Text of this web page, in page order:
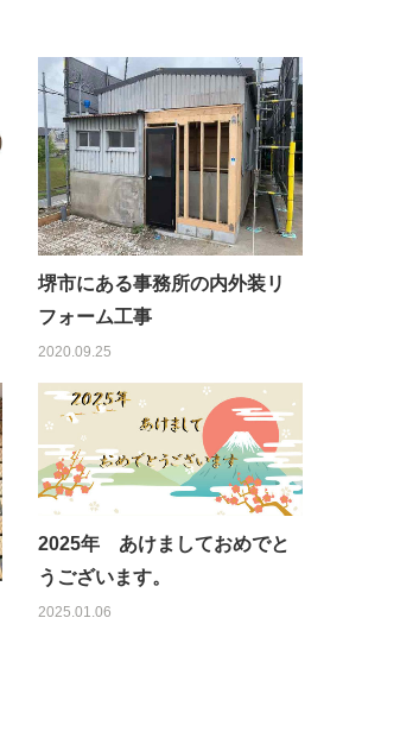
堺市にある事務所の内外装リ
フォーム工事
2020.09.25
2025年 あけましておめでと
うございます。
2025.01.06